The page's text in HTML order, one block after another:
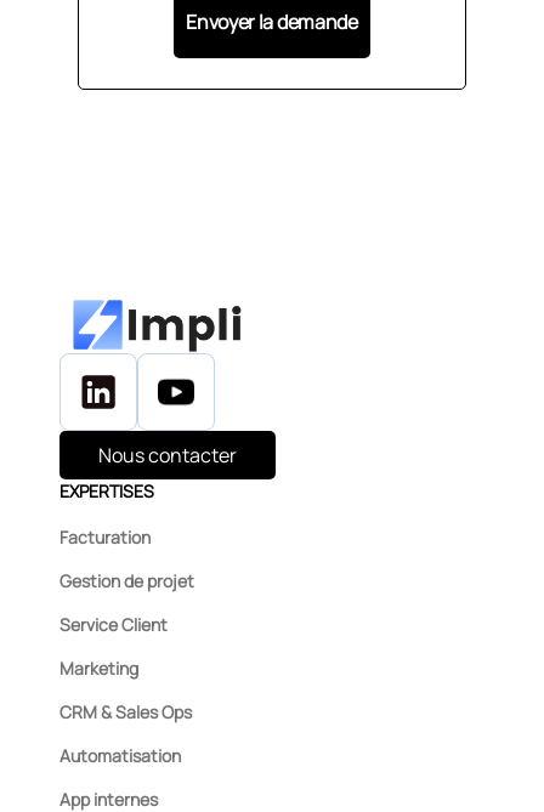
Nous contacter
EXPERTISES
Facturation
Gestion de projet
Service Client
Marketing
CRM & Sales Ops
Automatisation
App internes